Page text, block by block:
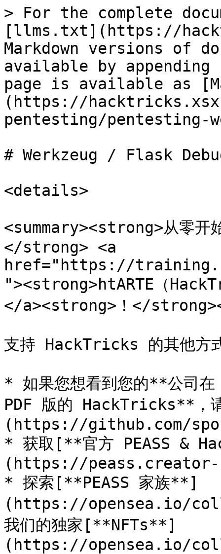
> For the complete
[llms.txt](https://
Markdown versions of
available by
page is available as
(https://
pentesting/pentesting-
# Werkzeug / Flask
<details>
<summary><strong>从零开
</strong> <a
href="https://
"><strong>htARTE（
</a><strong>！</
支持 HackTricks 的其他方
* 如果您想看到您的**公司
PDF 版的 HackTricks**，
(https://github.com/
* 获取[**官方 PEASS &
(https://peass.creator-
* 探索[**PEASS 家族**]
(https://opensea.io/
我们的独家[**NFTs**]
(https://opensea.io/